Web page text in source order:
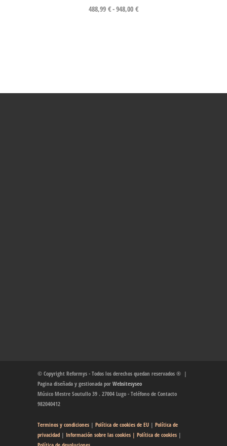
488,99 €-948,00 €
© Copyright Reformys - Todos los derechos quedan reservados ® |
Pagina diseñada y gestionada por Websitesyseo
Músico Mestre Soutullo 39 . 27004 Lugo - Teléfono de Contacto
982040412
Terminos y condiciones | Política de cookies de EU | Política de
privacidad | Información sobre las cookies | Política de cookies |